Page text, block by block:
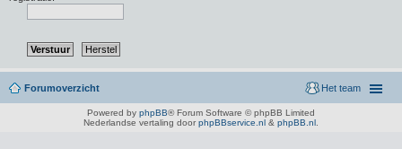
Forumoverzicht Het team
Powered by phpBB® Forum Software © phpBB Limited
Nederlandse vertaling door phpBBservice.nl & phpBB.nl